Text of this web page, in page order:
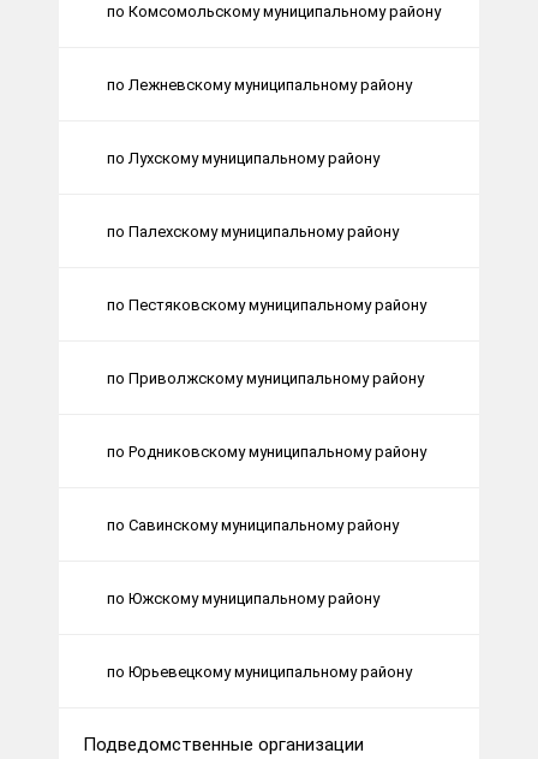
по Комсомольскому муниципальному району
по Лежневскому муниципальному району
по Лухскому муниципальному району
по Палехскому муниципальному району
по Пестяковскому муниципальному району
по Приволжскому муниципальному району
по Родниковскому муниципальному району
по Савинскому муниципальному району
по Южскому муниципальному району
по Юрьевецкому муниципальному району
Подведомственные организации